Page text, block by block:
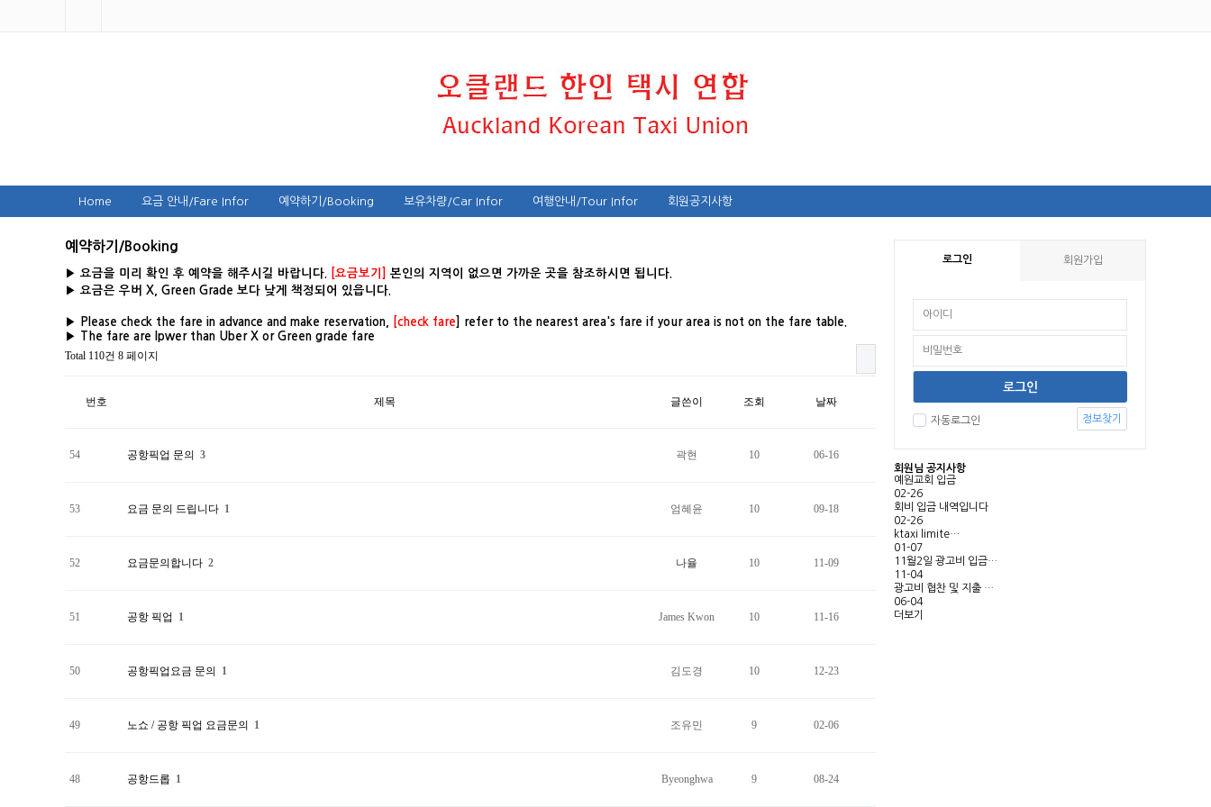
Home 요금 안내/Fare Infor 예약하기/Booking 보유차량/Car Infor 여행안내/Tour Infor 회원공지사항
로그인 회원가입
자동로그인 정보찾기
회원님 공지사항
예원교회 입금
02-26
회비 입금 내역입니다
02-26
ktaxi limite…
01-07
11월2일 광고비 입금…
11-04
광고비 협찬 및 지출 …
06-04
더보기
예약하기/Booking
▶ 요금을 미리 확인 후 예약을 해주시길 바랍니다. [요금보기]
본인의 지역이 없으면 가까운 곳을 참조하시면 됩니다.
▶ 요금은 우버 X, Green Grade 보다 낮게 책정되어 있읍니다.
▶ Please check the fare in advance and make reservation, [check fare
refer to the nearest area's fare if your area is not on the fare table.
▶ The fare are lpwer than Uber X or Green grade fare
Total 110건 8 페이지
번호 제목 글쓴이 조회 날짜
54 공항픽업 문의 3 곽현 10 06-16
53 요금 문의 드립니다 1 엄혜윤 10 09-18
52 요금문의합니다 2 나율 10 11-09
51 공항 픽업 1 James Kwon 10 11-16
50 공항픽업요금 문의 1 김도경 10 12-23
49 노쇼 / 공항 픽업 요금문의 1 조유민 9 02-06
48 공항드롭 1 Byeonghwa 9 08-24